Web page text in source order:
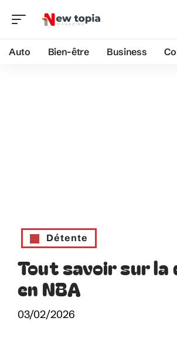
Auto Bien-être Business
Détente
Tout savoir sur
en NBA
03/02/2026